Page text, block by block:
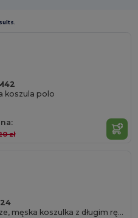
koszula polo
zł
Czuj się dobrze, męska koszulka z długim rękawem